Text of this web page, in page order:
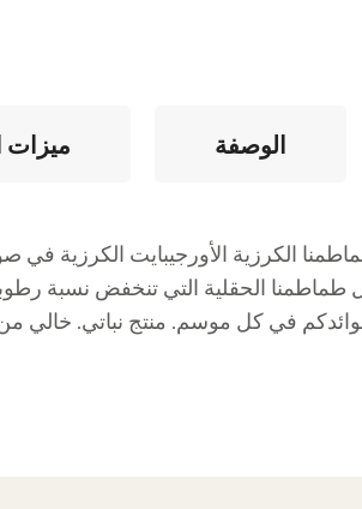
ميزات الوصفة
285 غرام نقوم بتجفيف طماطمنا الكرزية
في كل موسم. منتج نباتي. خالي